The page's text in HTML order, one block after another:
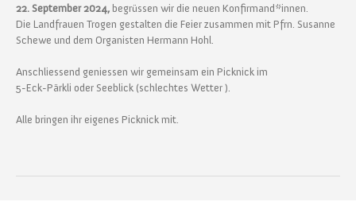
22. September 2024, begrüssen wir die neuen Konfirmand*innen.
Die Landfrauen Trogen gestalten die Feier zusammen mit Pfrn. Susanne
Schewe und dem Organisten Hermann Hohl.
Anschliessend geniessen wir gemeinsam ein Picknick im
5-Eck-Pärkli oder Seeblick (schlechtes Wetter ).
Alle bringen ihr eigenes Picknick mit.